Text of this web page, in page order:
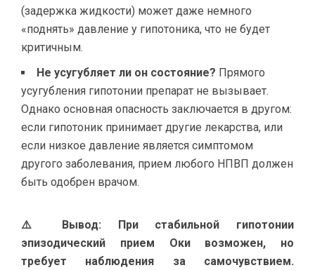
(задержка жидкости) может даже немного
«поднять» давление у гипотоника, что не будет
критичным.
Не усугубляет ли он состояние? Прямого
усугубления гипотонии препарат не вызывает.
Однако основная опасность заключается в другом:
если гипотоник принимает другие лекарства, или
если низкое давление является симптомом
другого заболевания, прием любого НПВП должен
быть одобрен врачом.
⚠️ Вывод: При стабильной гипотонии
эпизодический прием Оки возможен, но
требует наблюдения за самочувствием.